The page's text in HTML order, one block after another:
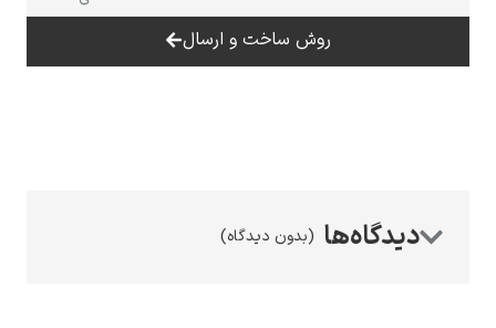
لودویگ دویچ
روش ساخت و ارسال
(بدون دیدگاه)